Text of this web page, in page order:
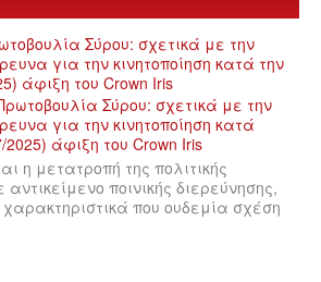
Σύρου: σχετικά με την
για την κινητοποίηση κατά την
άφιξη του Crown Iris
η μετατροπή της πολιτικής
ποινικής διερεύνησης,
που ουδεμία σχέση